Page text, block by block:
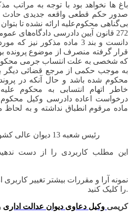
باغ ها نخواهد بود با توجه به مراتب
صدور حکم قطعی واقعه جدیدی حادث
272 قانون آیین دادرسی دادگاه‌های
دانست و بند 3 ماده مذکور
قرار گرفته منصرف از موضوع پرونده
که شخصی به علت انتساب جرمی
به موجب حکمی از مرجع قضائی دیگر
محکوم شده باشد و حال آنکه در
خاطر اتهام انتسابی به محکوم
درخواست اعاده دادرسی وکیل محکوم
ماده مرقوم انطباق نداشته و به لحاظ
رئیس شعبه 13 دیوان عالی کشور_مستشار باغانی_خالصی
این مطلب کاربردی را از دست
نمونه آرا و مقررات بیشتر تغییر کاربری
را کلیک کنید.
کریمی وکیل دعاوی دیوان عدالت اداری